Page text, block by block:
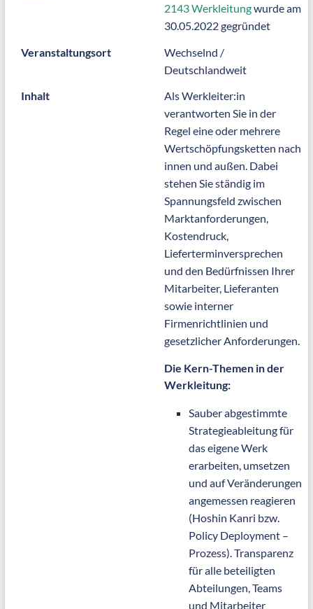
2143 Werkleitungwurde am
30.05.2022 gegründet
Veranstaltungsort
Wechselnd /
Deutschlandweit
Inhalt
Als Werkleiter:in
verantworten Sie in der
Regel eine oder mehrere
Wertschöpfungsketten nach
innen und außen. Dabei
stehen Sie ständig im
Spannungsfeld zwischen
Marktanforderungen,
Kostendruck,
Lieferterminversprechen
und den Bedürfnissen Ihrer
Mitarbeiter, Lieferanten
sowie interner
Firmenrichtlinien und
gesetzlicher Anforderungen.
Die Kern-Themen in der
Werkleitung:
Sauber abgestimmte
Strategieableitung für
das eigene Werk
erarbeiten, umsetzen
und auf Veränderungen
angemessen reagieren
(Hoshin Kanri bzw.
Policy Deployment –
Prozess). Transparenz
für alle beteiligten
Abteilungen, Teams
und Mitarbeiter